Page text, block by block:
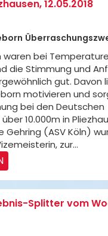
12.05.2018
waren bei
die Stimmung und
gut. Davon
motivieren und
bei den Deutschen
10.000m in
Gehring (ASV Köln)
zur…
Splitter vom